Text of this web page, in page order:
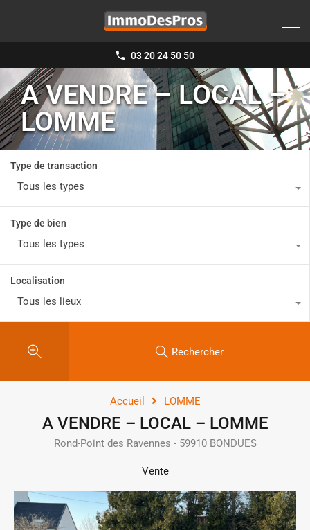
03 20 24 50 50
A VENDRE – LOCAL –
LOMME
Type de transaction
Tous les types
Type de bien
Tous les types
Localisation
Tous les lieux
Rechercher
Accueil LOMME
A VENDRE – LOCAL – LOMME
Rond-Point des Ravennes - 59910 BONDUES
Vente